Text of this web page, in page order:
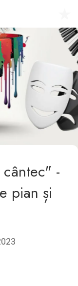
-
pian și
🇺🇦